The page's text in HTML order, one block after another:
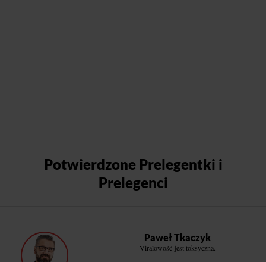
Potwierdzone Prelegentki i
Prelegenci
Paweł Tkaczyk
Viralowość jest toksyczna.